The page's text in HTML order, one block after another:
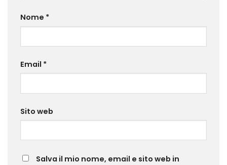
Nome *
Email *
Sito web
Salva il mio nome, email e sito web in